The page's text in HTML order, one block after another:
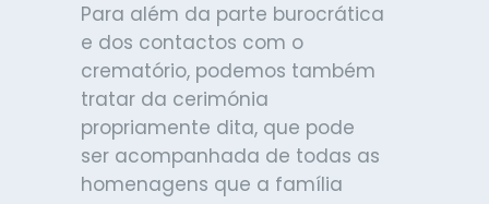
Para além da parte burocrática
e dos contactos com o
crematório, podemos também
tratar da cerimónia
propriamente dita, que pode
ser acompanhada de todas as
homenagens que a família